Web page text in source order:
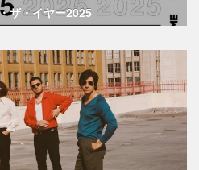
ザ・イヤー2025